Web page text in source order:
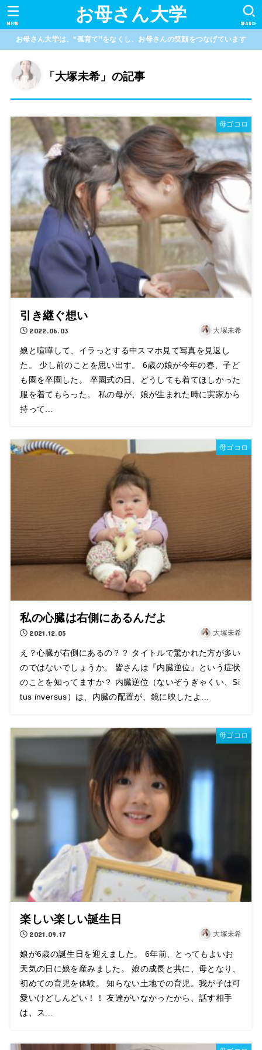
お母さん大学 SEARCH
MENU
お母さん大学は、“孤育て”をなくし、お母さんの笑顔をつなげています
「大塚未希」の記事
母ゴコロ
引き継ぐ想い
2022.06.03 大塚未希
娘と喧嘩して、イラっとする中スマホ見て写真を見返し
た。 少し前のことを思い出す。 6歳の娘が今年の春、子ど
も園を卒園した。 卒園式の日、どうしても着てほしかった
服を着てもらった。 私の母が、娘が生まれた時に実家から
持って...
母ゴコロ
私の心臓は右側にあるんだよ
2021.12.05 大塚未希
え？心臓が右側にあるの？？ タイトルで驚かれた方が多い
のではないでしょうか。 皆さんは『内臓逆位』という症状
のことを知ってますか？ 内臓逆位（ないぞうぎゃくい、Si
tus inversus）は、内臓の配置が、鏡に映したよ...
母ゴコロ
楽しい楽しい誕生日
2021.09.17 大塚未希
娘が6歳の誕生日を迎えました。 6年前、とってもよいお
天気の日に娘を産みました。 娘の成長と共に、母となり、
初めての育児を体験。 知らない土地での育児。我が子は可
愛いけどしんどい！！ 友達がいなかったから、話す相手
は、ス...